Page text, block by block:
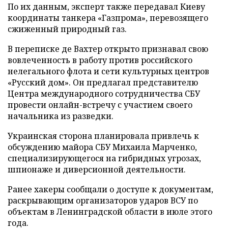
По их данным, эксперт также передавал Киеву
координаты танкера «Газпрома», перевозящего
сжиженный природный газ.
В переписке де Вахтер открыто признавал свою
вовлеченность в работу против российского
нелегального флота и сети культурных центров
«Русский дом». Он предлагал представителю
Центра международного сотрудничества СБУ
провести онлайн-встречу с участием своего
начальника из разведки.
Украинская сторона планировала привлечь к
обсуждению майора СБУ Михаила Марченко,
специализирующегося на гибридных угрозах,
шпионаже и диверсионной деятельности.
Ранее хакеры сообщали о доступе к документам,
раскрывающим организаторов ударов ВСУ по
объектам в Ленинградской области в июле этого
года.